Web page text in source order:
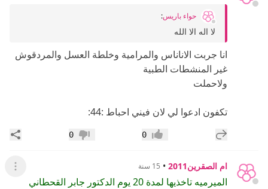
حواء باريس:
لا اله الا الله
انا جربت الاناناس والمرامية وخلطة العسل والمردقوش
غير المنشطات الطبية
ولاحملت
تكفون ادعوا لي لان فيني احباط :44:
إضافة رد جديد إعجاب0 عدم إعجاب
0
ام الصقرين2011 • 15 سنة عرض
الميرميه تاخذيها لمدة 20 يوم الدكتور جابر القحطاني